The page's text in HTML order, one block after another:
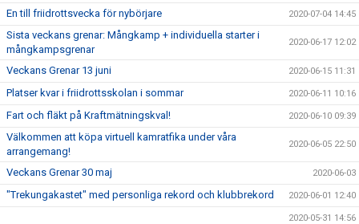
En till friidrottsvecka för nybörjare 2020-07-04 14:45
Sista veckans grenar: Mångkamp + individuella starter i
mångkampsgrenar
2020-06-17 12:02
Veckans Grenar 13 juni 2020-06-15 11:31
Platser kvar i friidrottsskolan i sommar 2020-06-11 10:16
Fart och fläkt på Kraftmätningskval! 2020-06-10 09:39
Välkommen att köpa virtuell kamratfika under våra
arrangemang!
2020-06-05 22:50
Veckans Grenar 30 maj 2020-06-03
"Trekungakastet" med personliga rekord och klubbrekord 2020-06-01 12:40
2020-05-31 14:56